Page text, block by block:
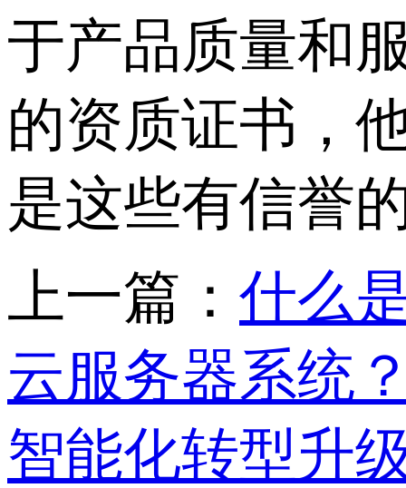
于产品质量和
的资质证书，
是这些有信誉
上一篇： 什么
云服务器系统
智能化转型升